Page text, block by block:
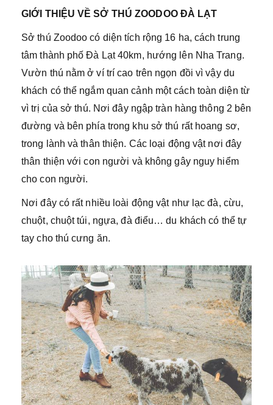
GIỚI THIỆU VỀ SỞ THÚ ZOODOO ĐÀ LẠT
Sở thú Zoodoo có diện tích rộng 16 ha, cách trung
tâm thành phố Đà Lạt 40km, hướng lên Nha Trang.
Vườn thú nằm ở ví trí cao trên ngọn đồi vì vậy du
khách có thể ngắm quan cảnh một cách toàn diện từ
vì trị của sở thú. Nơi đây ngập tràn hàng thông 2 bên
đường và bên phía trong khu sở thú rất hoang sơ,
trong lành và thân thiện. Các loại động vật nơi đây
thân thiện với con người và không gây nguy hiểm
cho con người.
Nơi đây có rất nhiều loài động vật như lạc đà, cừu,
chuột, chuột túi, ngựa, đà điểu… du khách có thể tự
tay cho thú cưng ăn.